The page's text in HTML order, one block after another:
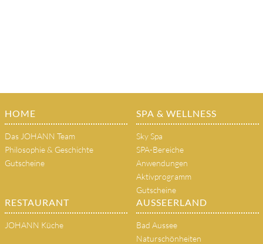
HOME
Das JOHANN Team
Philosophie & Geschichte
Gutscheine
SPA & WELLNESS
Sky Spa
SPA-Bereiche
Anwendungen
Aktivprogramm
Gutscheine
RESTAURANT
JOHANN Küche
AUSSEERLAND
Bad Aussee
Naturschönheiten